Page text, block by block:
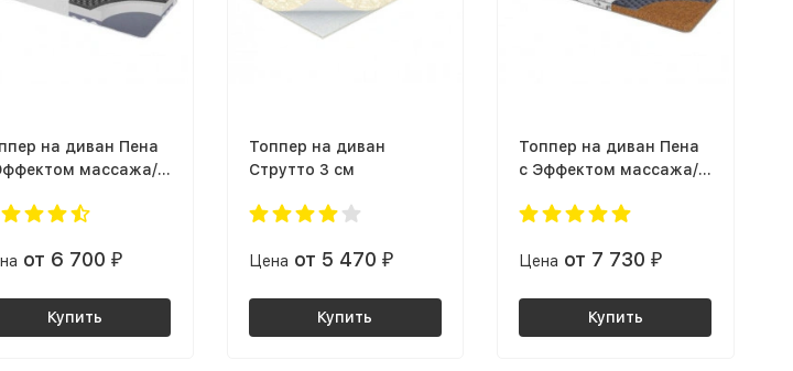
на диван Пена
массажа/
от 6 700 ₽
Купить
Топпер на диван
Струтто 3 см
Цена от 5 470 ₽
Купить
Топпер на диван Пена
с Эффектом массажа/
Цена от 7 730 ₽
Купить